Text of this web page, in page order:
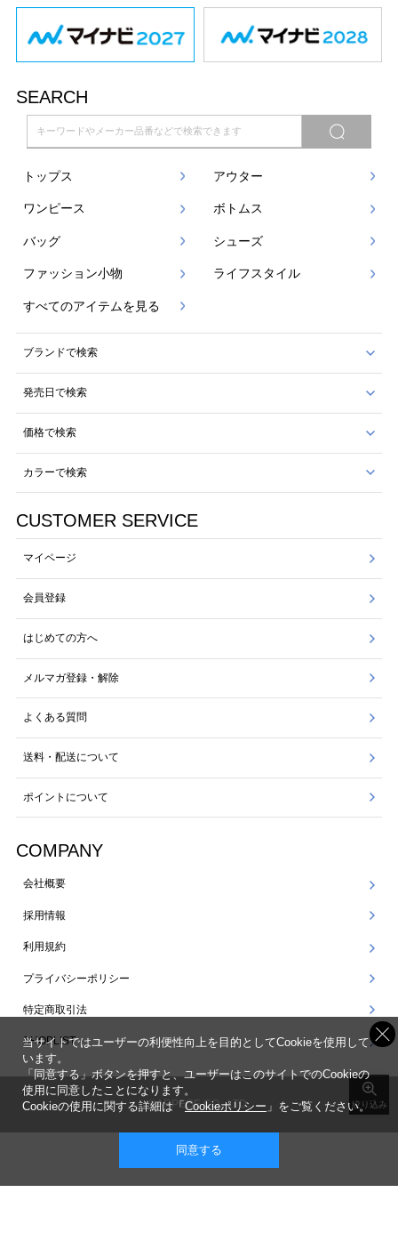
絞り込み
SEARCH
トップス アウター
ワンピース ボトムス
バッグ シューズ
ファッション小物 ライフスタイル
すべてのアイテムを見る
ブランドで検索
発売日で検索
価格で検索
カラーで検索
CUSTOMER SERVICE
マイページ
会員登録
はじめての方へ
メルマガ登録・解除
よくある質問
送料・配送について
ポイントについて
COMPANY
会社概要
採用情報
利用規約
プライバシーポリシー
特定商取引法
SHOPLIST
©ARPEGE CO., LTD.
表示 ： スマートフォン版 |
当サイトではユーザーの利便性向上を目的としてCookieを使用して
います。
「同意する」ボタンを押すと、ユーザーはこのサイトでのCookieの
使用に同意したことになります。
Cookieの使用に関する詳細は「Cookieポリシー 」をご覧ください。
同意する